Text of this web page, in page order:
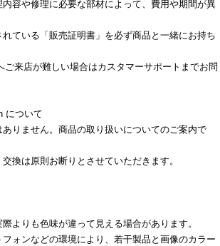
容や修理に必要な部材によって、費用や期間が異
ている「販売証明書」を必ず商品と一緒にお持ち
来店が難しい場合はカスタマーサポートまでお問
について
りません。商品の取り扱いについてのご案内で
換は原則お断りとさせていただきます。
よりも色味が違って見える場合があります。
ォンなどの環境により、若干製品と画像のカラー